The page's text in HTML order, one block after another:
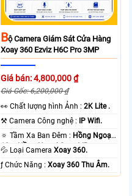
BỘ Camera Giám Sát Cửa Hàng
Xoay 360 Ezviz H6C Pro 3MP
Giá bán: 4,800,000 ₫
Giá Gốc: 6,200,000 ₫
️👀 Chất lượng hình Ảnh :2K Lite .
⚒ Camera Công nghệ :
IP Wifi.
🔅 Tầm Xa Ban Đêm : Hồng Ngoại
10m Hồng Ngoại Smart IR.
💦 Loại CameraXoay 360.
️ƒ Chức Năng :Xoay 360 Thu Âm.